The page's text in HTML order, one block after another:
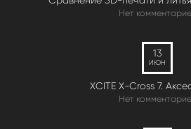
Нет
13
ИЮН
XCITE X-Cross 7.
Нет